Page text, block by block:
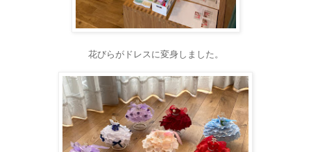
花びらがドレスに変身しました。